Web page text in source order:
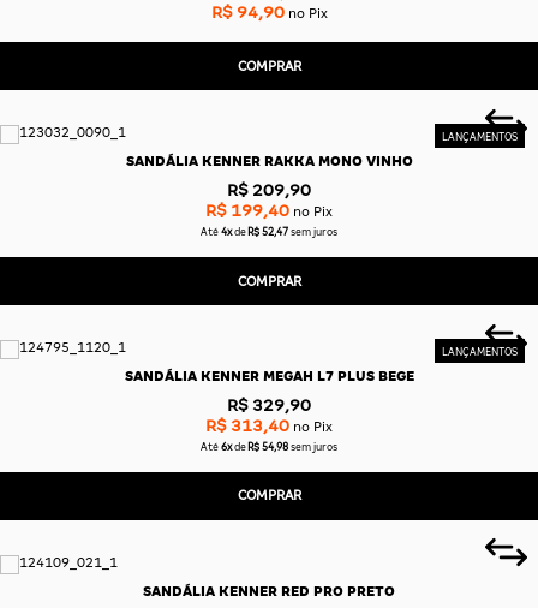
R$ 94,90no Pix
COMPRAR
SANDÁLIA KENNER RAKKA MONO VINHO
R$ 209,90
R$ 199,40 no Pix
Até 4x de R$ 52,47 sem juros
COMPRAR
SANDÁLIA KENNER MEGAH L7 PLUS BEGE
R$ 329,90
R$ 313,40 no Pix
Até 6x de R$ 54,98 sem juros
COMPRAR
SANDÁLIA KENNER RED PRO PRETO